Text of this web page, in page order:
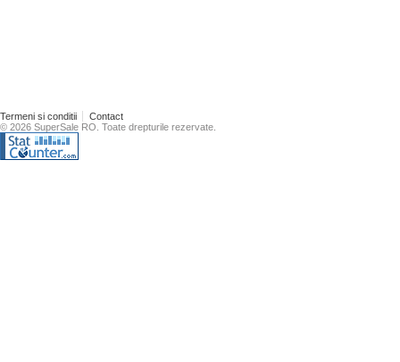
Termeni si conditii
Contact
© 2026 SuperSale RO. Toate drepturile rezervate.